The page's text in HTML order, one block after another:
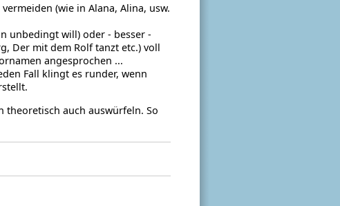
(wie in Alana, Alina, usw.
unbedingt will) oder - besser -
Der mit dem Rolf tanzt etc.) voll
angesprochen ...
Fall klingt es runder, wenn
theoretisch auch auswürfeln. So